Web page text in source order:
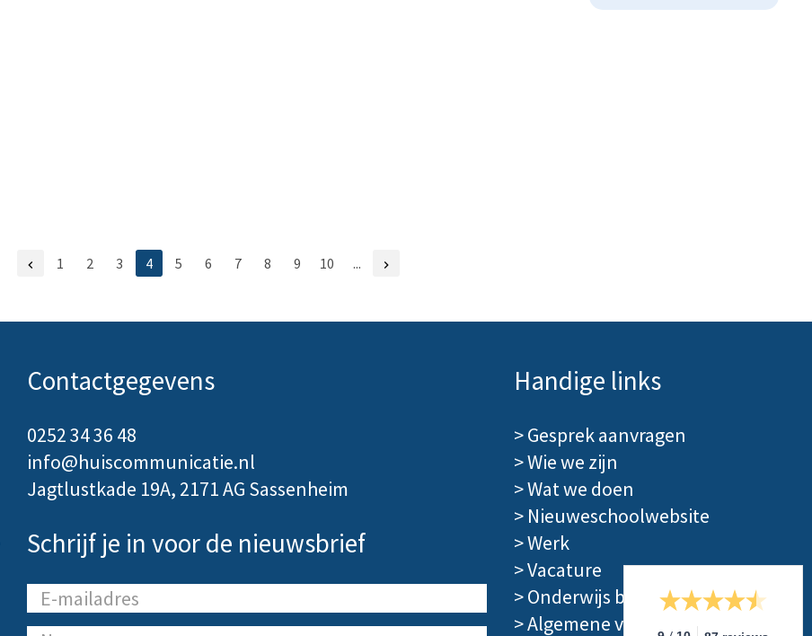
 1 2 3 4 5 6 7 8 9 10 ... 
Contactgegevens
0252 34 36 48
info@huiscommunicatie.nl
Jagtlustkade 19A, 2171 AG Sassenheim
Schrijf je in voor de nieuwsbrief
Handige links
>Gesprek aanvragen
>Wie we zijn
>Wat we doen
> Nieuweschoolwebsite
>Werk
>Vacature
>Onderwijs blog
>Algemene voorwaarden